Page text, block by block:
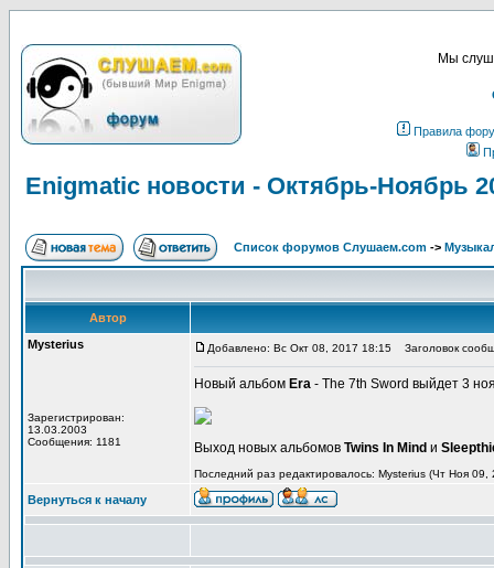
Мы
Правила
Enigmatic новости - Октябрь-Ноябрь
Список форумов Слушаем.com ->
Автор
Mysterius
Зарегистрирован:
13.03.2003
Сообщения: 1181
Добавлено: Вс Окт 08, 2017 18:15 Заголовок
Новый альбом Era - The 7th Sword выйдет 3
Выход новых альбомов Twins In Mind и
Последний раз редактировалось: Mysterius (Чт Ноя 09,
Вернуться к началу